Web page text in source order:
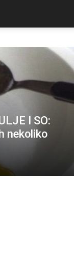
I SO:
nekoliko